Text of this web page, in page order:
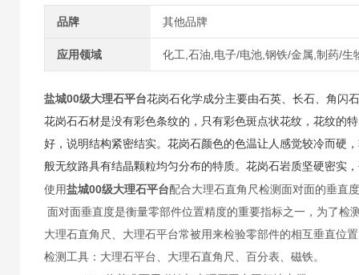
品牌 其他品牌
应用领域 化工,石油,电子/电池,钢铁/金属,制药/生
盐城00级大理石平台花岗石化学成分主要由石英、长石、角闪
花岗石石材是没有彩色条纹的，只有彩色斑点状花纹，花纹的
好，说明结构紧密结实。花岗石颜色的色温让人感觉较冷而硬
般无纹路具有结晶颗粒均匀分布的特质。花岗石岩质坚硬密实
使用盐城00级大理石平台配合大理石直角尺检测面对面的垂直
面对面垂直度是衡量零部件位置精度的重要指标之一，为了
大理石直角尺、大理石平台常被用来检验零部件的相互垂直位
检测工具：大理石平台、大理石直角尺、百分表、磁铁。